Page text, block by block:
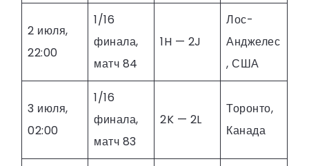
2 июля,
22:00
1/16
финала,
матч 84
1H — 2J
Лос-
Анджелес
, США
3 июля,
02:00
1/16
финала,
матч 83
2K — 2L
Торонто,
Канада